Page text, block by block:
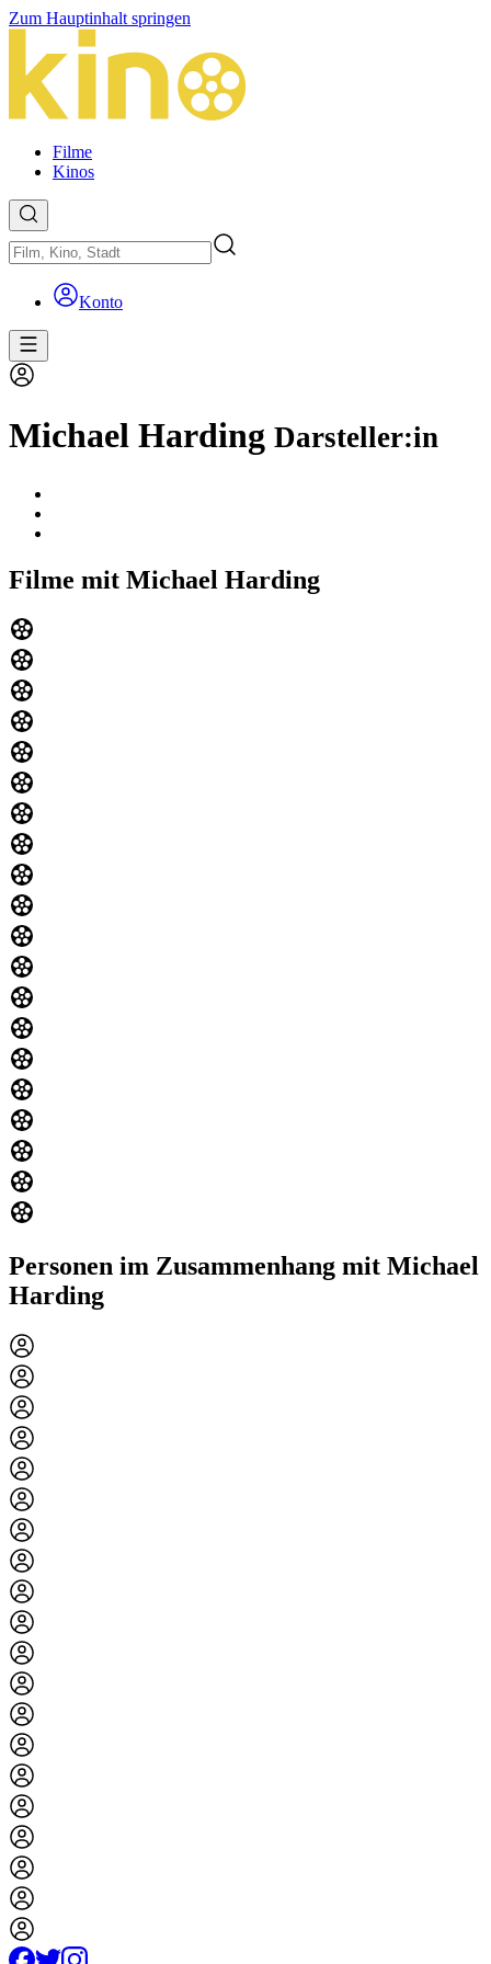
Zum Hauptinhalt springen
Filme
Kinos
Konto
Michael Harding Darsteller:in
Filme mit Michael Harding
Personen im Zusammenhang mit Michael
Harding